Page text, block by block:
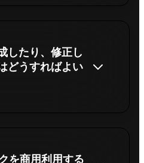
したり、修正し
どうすればよい
を商用利用する